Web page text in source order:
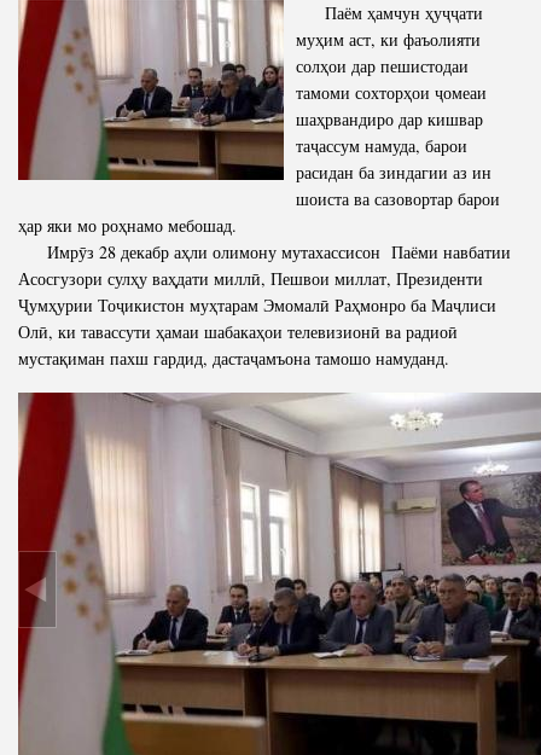
Паём ҳамчун ҳуҷҷати
муҳим аст, ки фаъолияти
солҳои дар пешистодаи
тамоми сохторҳои ҷомеаи
шаҳрвандиро дар кишвар
таҷассум намуда, барои
расидан ба зиндагии аз ин
шоиста ва сазовортар барои
ҳар яки мо роҳнамо мебошад.
Имрӯз 28 декабр аҳли олимону мутахассисон Паёми навбатии
Асосгузори сулҳу ваҳдати миллӣ, Пешвои миллат, Президенти
Ҷумҳурии Тоҷикистон муҳтарам Эмомалӣ Раҳмонро ба Маҷлиси
Олӣ, ки тавассути ҳамаи шабакаҳои телевизионӣ ва радиоӣ
мустақиман пахш гардид, дастаҷамъона тамошо намуданд.